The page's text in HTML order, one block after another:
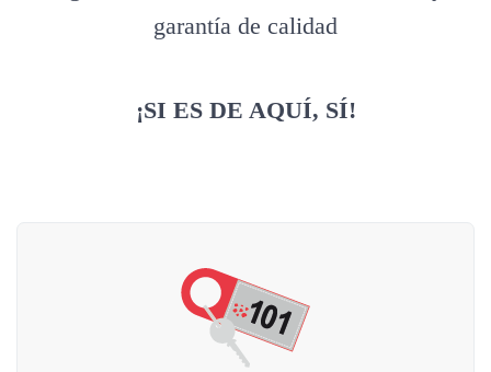
garantía de calidad
¡SI ES DE AQUÍ, SÍ!